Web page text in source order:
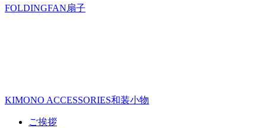
FOLDINGFAN扇子
KIMONO ACCESSORIES和装小物
ご挨拶